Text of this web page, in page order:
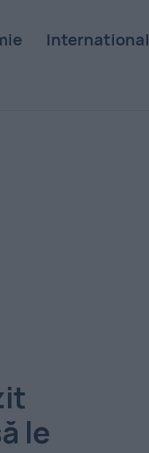
International
le